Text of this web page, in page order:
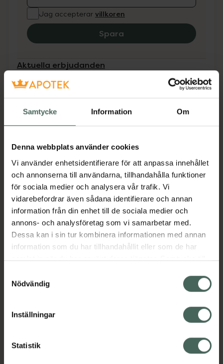
Samtycke Information Om
Denna webbplats använder cookies
Vi använder enhetsidentifierare för att anpassa innehållet
och annonserna till användarna, tillhandahålla funktioner
för sociala medier och analysera vår trafik. Vi
vidarebefordrar även sådana identifierare och annan
information från din enhet till de sociala medier och
annons- och analysföretag som vi samarbetar med.
Dessa kan i sin tur kombinera informationen med annan
information som du har tillhandahållit eller som de har
samlat in när du har använt deras tjänster. Samtycke till
återkalla ditt samtycke via webbplatsens
cookieinställningar. Ett återkallat samtycke påverkar inte
lagligheten av behandling som skett innan återkallelsen.
Nödvändig
Inställningar
Statistik
Jag accepterar villkoren
Spara
Aktuella erbjudanden
Antiseptiska AniWash Vårdande schampo har
Det lugnar flagnande, rodnad, klåda och
irritation i huden. Det skonsamma och
återfuktande AniWash Vårdande schampot
svider inte ens på skorvig, varig eller sprucken
hud. Schampot rengör effektivt utan att torka
ut huden för mycket. Vid önskad vårdande
effekt ska schampot låta verka i 10 munuter
före avsköljning. Kan även användas för
grundtvätt. AniWash Vårdande schampo
Jämförpris
Kategorier: